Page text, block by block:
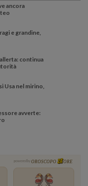
ancora
e grandine,
continua
Usa nel mirino,
avverte:
powered by OROSCOPO ORE